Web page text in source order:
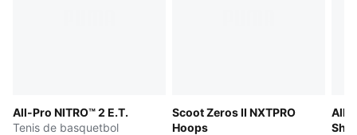
All-Pro NITRO™ 2 E.T.
Tenis de basquetbol
Scoot Zeros II NXTPRO
Hoops
All-